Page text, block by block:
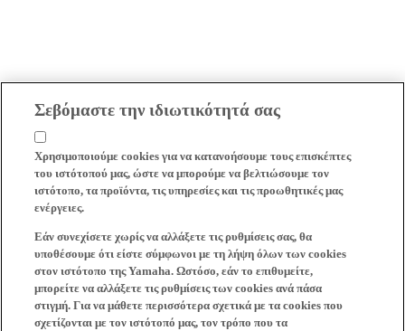
Σεβόμαστε την ιδιωτικότητά σας
Χρησιμοποιούμε cookies για να κατανοήσουμε τους επισκέπτες
του ιστότοπού μας, ώστε να μπορούμε να βελτιώσουμε τον
ιστότοπο, τα προϊόντα, τις υπηρεσίες και τις προωθητικές μας
ενέργειες.
Εάν συνεχίσετε χωρίς να αλλάξετε τις ρυθμίσεις σας, θα
υποθέσουμε ότι είστε σύμφωνοι με τη λήψη όλων των cookies
στον ιστότοπο της Yamaha. Ωστόσο, εάν το επιθυμείτε,
μπορείτε να αλλάξετε τις ρυθμίσεις των cookies ανά πάσα
στιγμή. Για να μάθετε περισσότερα σχετικά με τα cookies που
σχετίζονται με τον ιστότοπό μας, τον τρόπο που τα